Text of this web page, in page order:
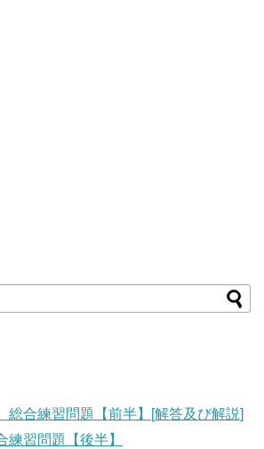
合練習問題【前半】[解答及び解説]
習問題【後半】